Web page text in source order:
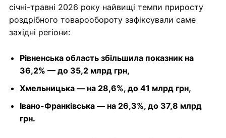
січні-травні 2026 року найвищі темпи приросту
роздрібного товарообороту зафіксували саме
західні регіони:
Рівненська область збільшила показник на
36,2% — до 35,2 млрд грн,
Хмельницька — на 28,6%, до 41 млрд грн,
Івано-Франківська — на 26,3%, до 37,8 млрд
грн.